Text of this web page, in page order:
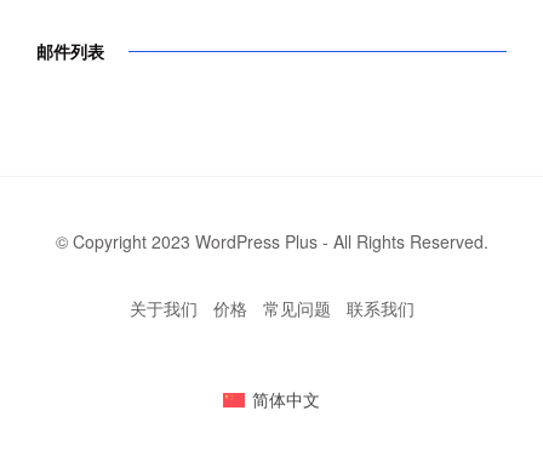
邮件列表
© Copyright 2023 WordPress Plus - All Rights Reserved.
关于我们 价格 常见问题 联系我们
简体中文